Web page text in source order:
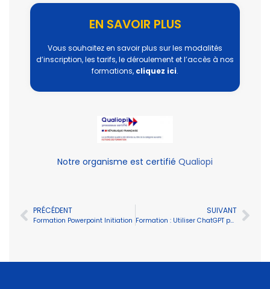
EN SAVOIR PLUS
Vous souhaitez en savoir plus sur les modalités
d’inscription, les tarifs, le déroulement et l’accès à nos
formations, cliquez ici.
Notre organisme est certifié Qualiopi
PRÉCÉDENT
Formation Powerpoint Initiation
SUIVANT
Formation : Utiliser ChatGPT pour optimiser ses tâches professionnelles